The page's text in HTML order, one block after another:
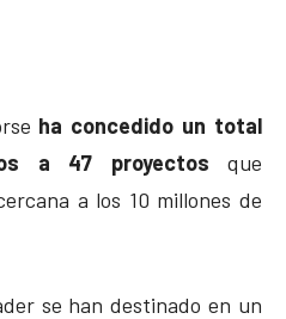
ha concedido un total
a 47 proyectos que
a los 10 millones de
se han destinado en un